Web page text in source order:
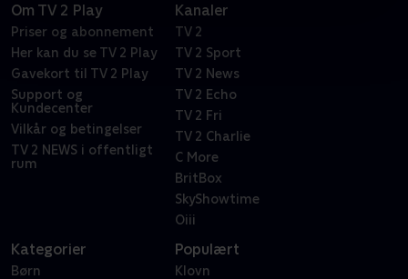
Om TV 2 Play
Priser og abonnement
Her kan du se TV 2 Play
Gavekort til TV 2 Play
Support og
Kundecenter
Vilkår og betingelser
TV 2 NEWS i offentligt
rum
Kanaler
TV 2
TV 2 Sport
TV 2 News
TV 2 Echo
TV 2 Fri
TV 2 Charlie
C More
BritBox
SkyShowtime
Oiii
Kategorier
Børn
Populært
Klovn